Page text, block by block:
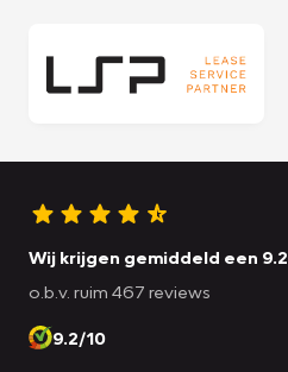
Wij krijgen gemiddeld een 9.2
o.b.v. ruim 467 reviews
9.2/10